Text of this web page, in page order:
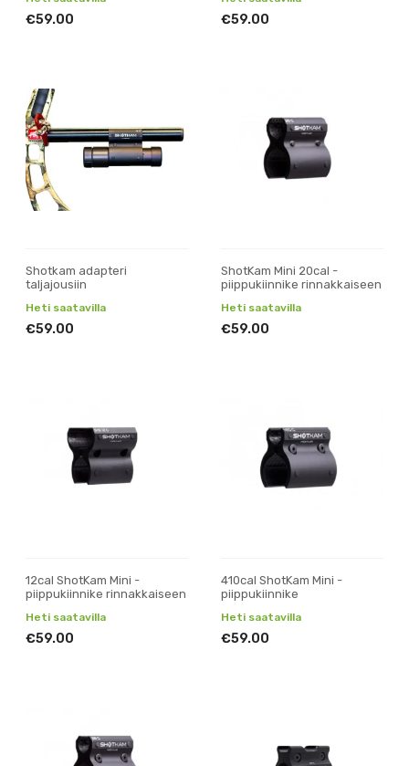
€59.00 €59.00
Shotkam adapteri
taljajousiin
Heti saatavilla
€59.00
ShotKam Mini 20cal -
piippukiinnike rinnakkaiseen
Heti saatavilla
€59.00
12cal ShotKam Mini -
piippukiinnike rinnakkaiseen
Heti saatavilla
€59.00
410cal ShotKam Mini -
piippukiinnike
Heti saatavilla
€59.00